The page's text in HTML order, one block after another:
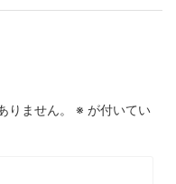
りません。 ※ が付いてい